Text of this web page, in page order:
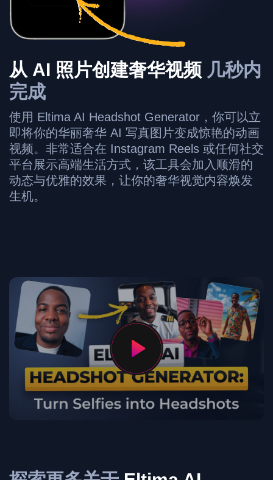
从 AI 照片创建奢华视频 几秒内
完成
使用 Eltima AI Headshot Generator，你可以立
即将你的华丽奢华 AI 写真图片变成惊艳的动画
视频。非常适合在 Instagram Reels 或任何社交
平台展示高端生活方式，该工具会加入顺滑的
动态与优雅的效果，让你的奢华视觉内容焕发
生机。